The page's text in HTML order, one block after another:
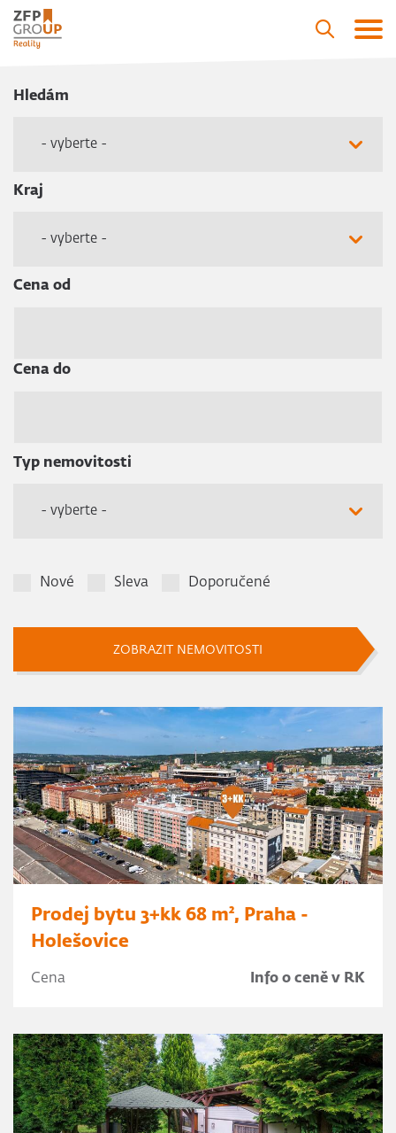
Hledám
- vyberte -
Kraj
- vyberte -
Cena od
Cena do
Typ nemovitosti
- vyberte -
Nové Sleva Doporučené
ZOBRAZIT NEMOVITOSTI
Prodej bytu 3+kk 68 m², Praha -
Holešovice
Cena Info o ceně v RK